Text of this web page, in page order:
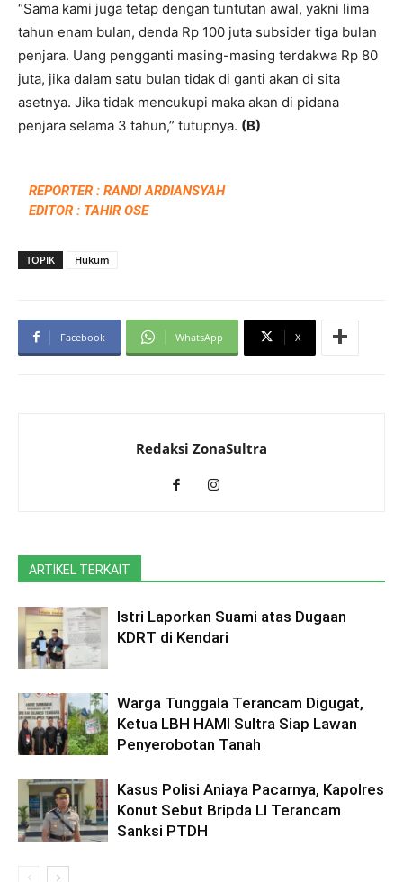
“Sama kami juga tetap dengan tuntutan awal, yakni lima
tahun enam bulan, denda Rp 100 juta subsider tiga bulan
penjara. Uang pengganti masing-masing terdakwa Rp 80
juta, jika dalam satu bulan tidak di ganti akan di sita
asetnya. Jika tidak mencukupi maka akan di pidana
penjara selama 3 tahun,” tutupnya. (B)
REPORTER : RANDI ARDIANSYAH
EDITOR : TAHIR OSE
TOPIK Hukum
Facebook WhatsApp X
Redaksi ZonaSultra
ARTIKEL TERKAIT
Istri Laporkan Suami atas Dugaan
KDRT di Kendari
Warga Tunggala Terancam Digugat,
Ketua LBH HAMI Sultra Siap Lawan
Penyerobotan Tanah
Kasus Polisi Aniaya Pacarnya, Kapolres
Konut Sebut Bripda LI Terancam
Sanksi PTDH